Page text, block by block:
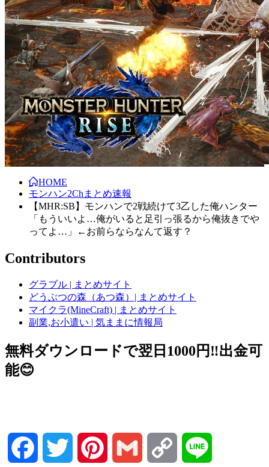
HOME
モンハン2Chまとめ速報
【MHR:SB】モンハンで2戦続けて3乙した俺ハンター
「もういいよ…俺がいると足引っ張るから俺抜きでや
ってよ…」←お前らならなんて返す？
Contributors
グラブル | まとめサイト
どうぶつの森（あつ森）| まとめサイト
マイクラ(MineCraft) | まとめサイト
副業,お小遣い | 気ままに情報局
無料ダウンロードで翌日1000円‼️出金可
能😊
Facebook Twitter Pinterest Gmail Copy